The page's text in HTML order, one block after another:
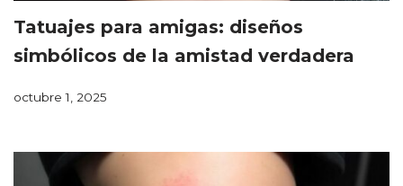
Tatuajes para amigas: diseños
simbólicos de la amistad verdadera
octubre 1, 2025